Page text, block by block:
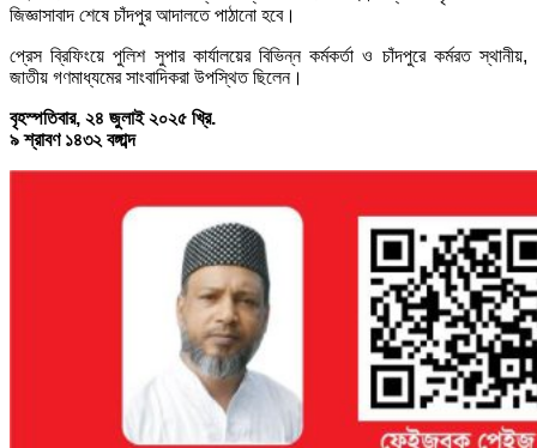
জিজ্ঞাসাবাদ শেষে চাঁদপুর আদালতে পাঠানো হবে।
প্রেস ব্রিফিংয়ে পুলিশ সুপার কার্যালয়ের বিভিন্ন কর্মকর্তা ও চাঁদপুরে কর্মরত স্থানীয়,
জাতীয় গণমাধ্যমের সাংবাদিকরা উপস্থিত ছিলেন।
বৃহস্পতিবার, ২৪ জুলাই ২০২৫ খ্রি.
৯ শ্রাবণ ১৪৩২ বঙ্গাব্দ